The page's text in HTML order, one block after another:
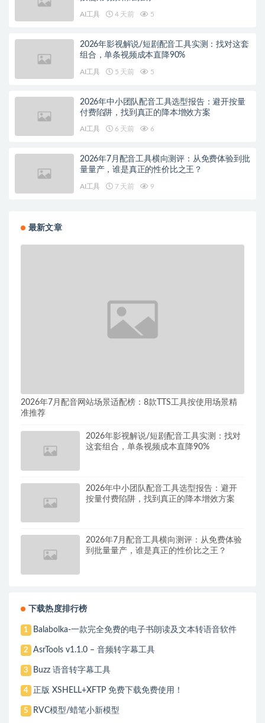
AI工具 4 天前 5
2026年影视解说/短剧配音工具实测：找对这套
组合，单条视频成本直降90%
AI工具 5 天前 5
2026年中小团队配音工具选型报告：避开按量
付费陷阱，找到真正的降本增效方案
AI工具 6 天前 6
2026年7月配音工具横向测评：从免费体验到批
量量产，谁是真正的性价比之王？
AI工具 7 天前 9
最新文章
2026年7月配音网站场景适配榜：8款TTS工具按使用场景精
准推荐
2026年影视解说/短剧配音工具实测：找对
这套组合，单条视频成本直降90%
2026年中小团队配音工具选型报告：避开
按量付费陷阱，找到真正的降本增效方案
2026年7月配音工具横向测评：从免费体验
到批量量产，谁是真正的性价比之王？
下载热度排行榜
1 Balabolka-一款完全免费的电子书朗读及文本转语音软件
2 AsrTools v1.1.0 – 音频转字幕工具
3 Buzz 语音转字幕工具
4 正版 XSHELL+XFTP 免费下载免费使用！
5 RVC模型/蜡笔小新模型